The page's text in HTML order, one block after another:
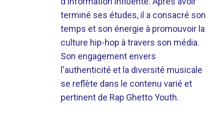
terminé ses études, il a consacré son
temps et son énergie à promouvoir la
culture hip-hop à travers son média.
Son engagement envers
l'authenticité et la diversité musicale
se reflète dans le contenu varié et
pertinent de Rap Ghetto Youth.